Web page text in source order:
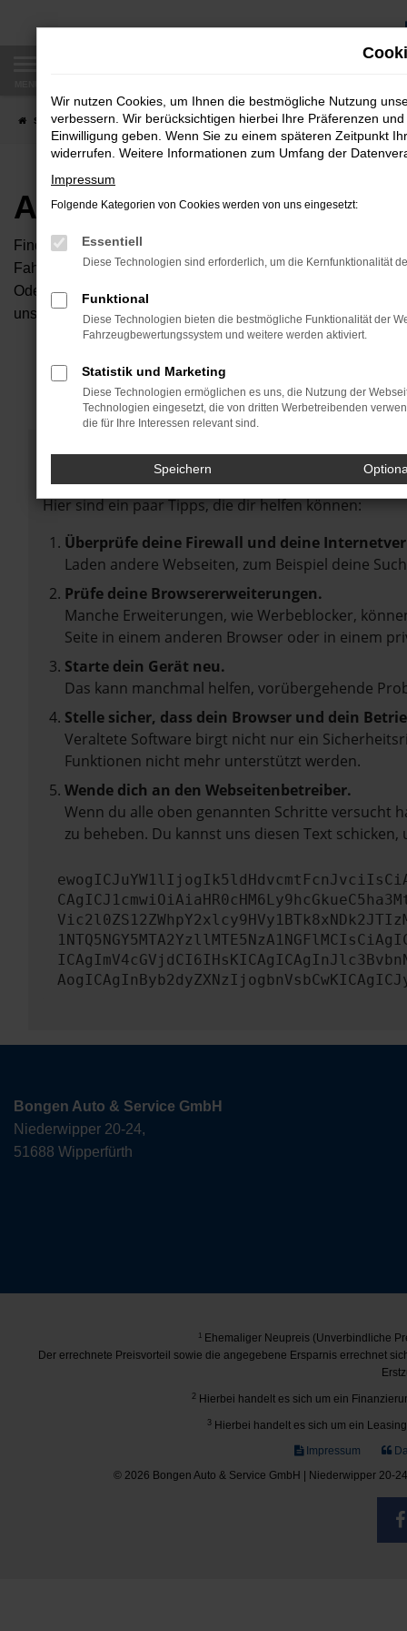
Zum
Startseite Fahrzeugangebote Autobörse
Autobörse
Finden Sie Ihren neuen Traumwagen bei uns. Dafür haben
Fahrzeuge an, die bei uns auf dem Hof stehen. Dann
Oder Sie klicken auf den Button Autobörse und Sie haben
unserem Händlernetzwerk. Diese Fahrzeuge können wir
Fehler: Network Error
Beim Laden ist ein Fehler aufgetreten.
Hier sind ein paar Tipps, die dir helfen können:
Überprüfe deine Firewall und deine
Laden andere Webseiten, zum Beispiel deine
Prüfe deine Browsererweiterungen.
Manche Erweiterungen, wie Werbeblocker,
Seite in einem anderen Browser oder in einem
Starte dein Gerät neu.
Das kann manchmal helfen, vorübergehende
Stelle sicher, dass dein Browser und dein
Veraltete Software birgt nicht nur ein
Funktionen nicht mehr unterstützt werden.
Wende dich an den Webseitenbetreiber.
Wenn du alle oben genannten Schritte versucht
zu beheben. Du kannst uns diesen Text
Bongen Auto & Service GmbH
Niederwipper 20-24,
51688 Wipperfürth
1Ehemaliger Neupreis (Unverbindliche
Der errechnete Preisvorteil sowie die angegebene Ersparnis errechnet
2 Hierbei handelt es sich um ein
3 Hierbei handelt es sich um ein
Impressum
© 2026 Bongen Auto & Service GmbH | Niederwipper 20-
Wir nutzen Cookies, um Ihnen die bestmögliche Nutzung
verbessern. Wir berücksichtigen hierbei Ihre Präferenzen
Einwilligung geben. Wenn Sie zu einem späteren Zeitpunkt
widerrufen. Weitere Informationen zum Umfang der
Impressum
Folgende Kategorien von Cookies werden von uns eingesetzt:
Essentiell
Diese Technologien sind erforderlich, um die Kernfunktionalität
Funktional
Diese Technologien bieten die bestmögliche Funktionalität der
Fahrzeugbewertungssystem und weitere werden aktiviert.
Statistik und Marketing
Diese Technologien ermöglichen es uns, die Nutzung der
Technologien eingesetzt, die von dritten Werbetreibenden
die für Ihre Interessen relevant sind.
Speichern